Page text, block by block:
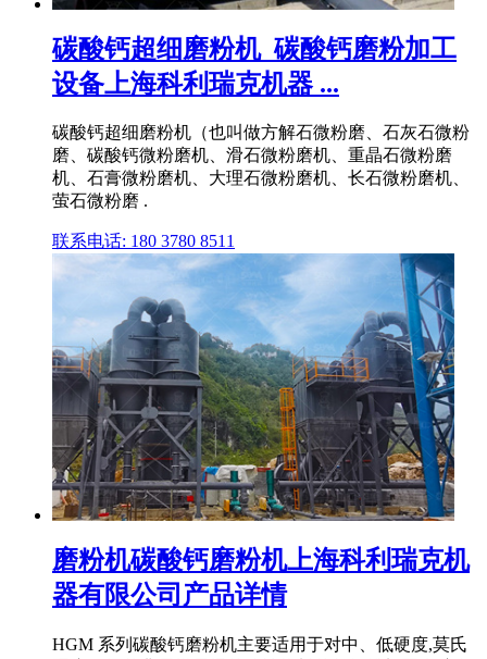
碳酸钙超细磨粉机_碳酸钙磨粉加工
设备上海科利瑞克机器 ...
碳酸钙超细磨粉机（也叫做方解石微粉磨、石灰石微粉
磨、碳酸钙微粉磨机、滑石微粉磨机、重晶石微粉磨
机、石膏微粉磨机、大理石微粉磨机、长石微粉磨机、
萤石微粉磨 .
联系电话: 180 3780 8511
磨粉机碳酸钙磨粉机上海科利瑞克机
器有限公司产品详情
HGM 系列碳酸钙磨粉机主要适用于对中、低硬度,莫氏